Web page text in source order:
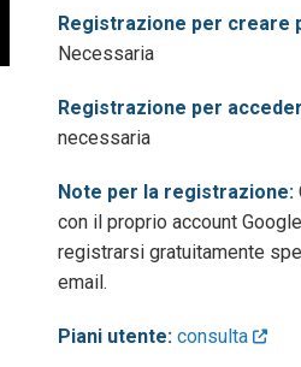
Registrazione per creare
Necessaria
Registrazione per
necessaria
Note per la registrazione:
con il proprio account
registrarsi gratuitamente
email.
Piani utente: consulta